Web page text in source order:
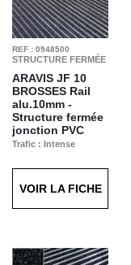
REF : 0948500
STRUCTURE FERMÉE
ARAVIS JF 10
BROSSES Rail
alu.10mm -
Structure fermée
jonction PVC
Trafic : Intense
Noires T20
VOIR LA FICHE